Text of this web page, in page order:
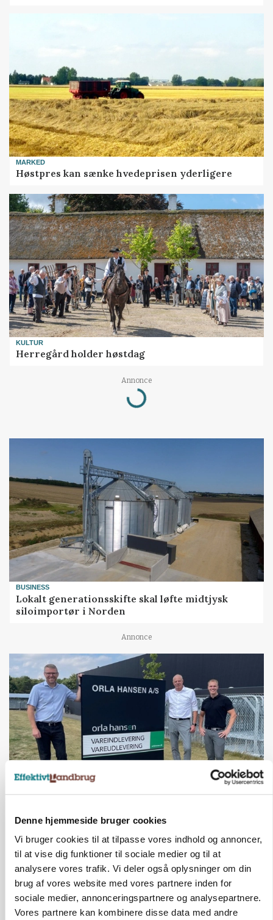
Denne hjemmeside bruger cookies
Vi bruger cookies til at tilpasse vores indhold og annoncer,
til at vise dig funktioner til sociale medier og til at
analysere vores trafik. Vi deler også oplysninger om din
brug af vores website med vores partnere inden for
sociale medier, annonceringspartnere og analysepartnere.
Vores partnere kan kombinere disse data med andre
MARKED
Høstpres kan sænke hvedeprisen yderligere
KULTUR
Herregård holder høstdag
Annonce
Loading...
BUSINESS
Lokalt generationsskifte skal løfte midtjysk
siloimportør i Norden
Annonce
af staldinventar får ny medejer
Annonce
KULTUR
Største Manitou fik gammel vindmølle til at
snurre igen